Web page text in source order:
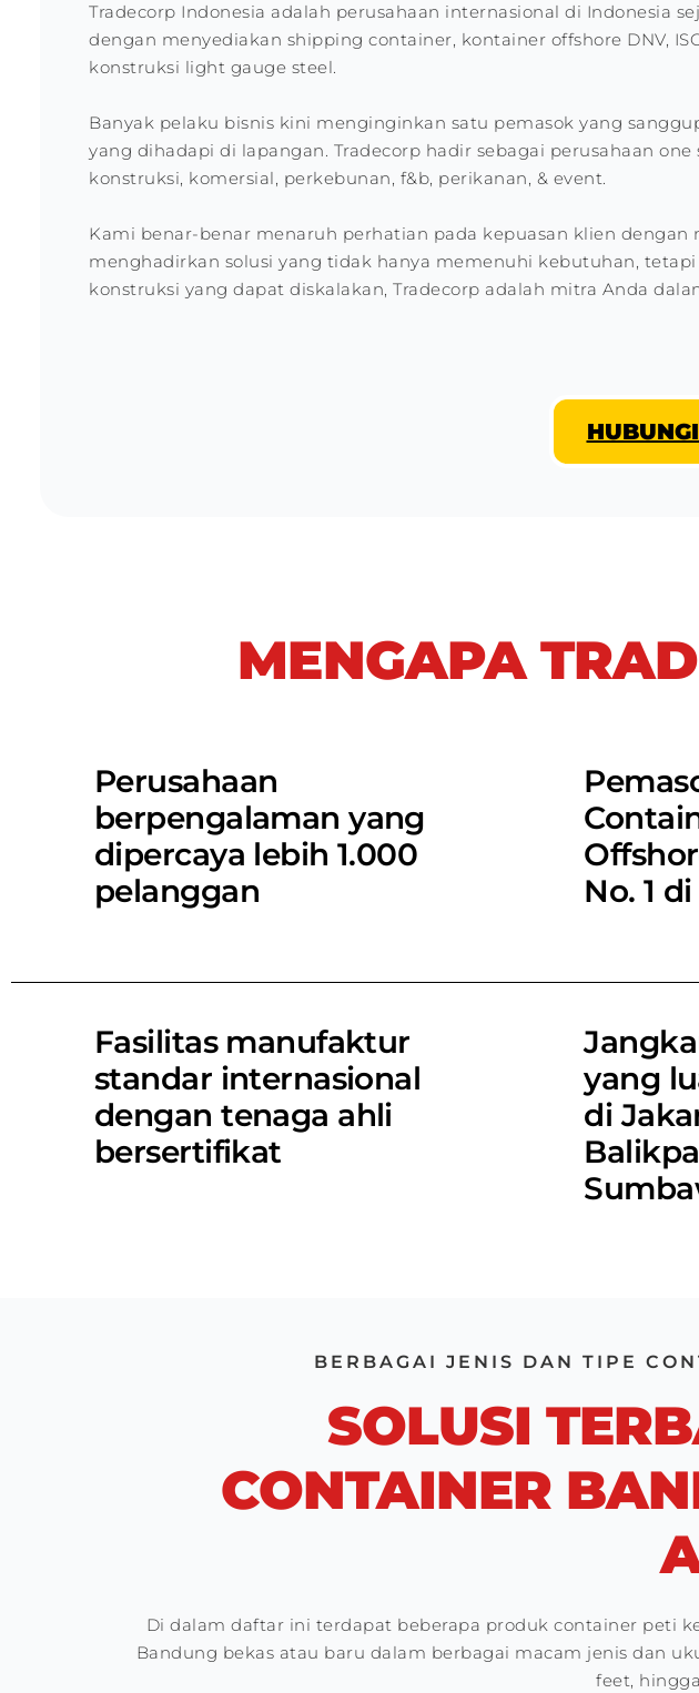
Tradecorp Indonesia adalah perusahaan internasional di Indonesia
dengan menyediakan shipping container, kontainer offshore DNV,
konstruksi light gauge steel.
Banyak pelaku bisnis kini menginginkan satu pemasok yang
yang dihadapi di lapangan. Tradecorp hadir sebagai perusahaan
konstruksi, komersial, perkebunan, f&b, perikanan, & event.
Kami benar-benar menaruh perhatian pada kepuasan klien
menghadirkan solusi yang tidak hanya memenuhi kebutuhan,
konstruksi yang dapat diskalakan, Tradecorp adalah mitra Anda
MENGAPA
Perusahaan
berpengalaman yang
dipercaya lebih 1.000
pelanggan
No. 1
Fasilitas manufaktur
standar internasional
dengan tenaga ahli
bersertifikat
yang
di
BERBAGAI JENIS DAN TIPE
SOLUSI
CONTAINER
Di dalam daftar ini terdapat beberapa produk container peti
Bandung bekas atau baru dalam berbagai macam jenis dan
feet, hingga